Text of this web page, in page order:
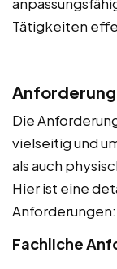
Tätigkeiten
Die
vielseitig und
als auch
Hier ist eine
Anforderungen:
Fachliche